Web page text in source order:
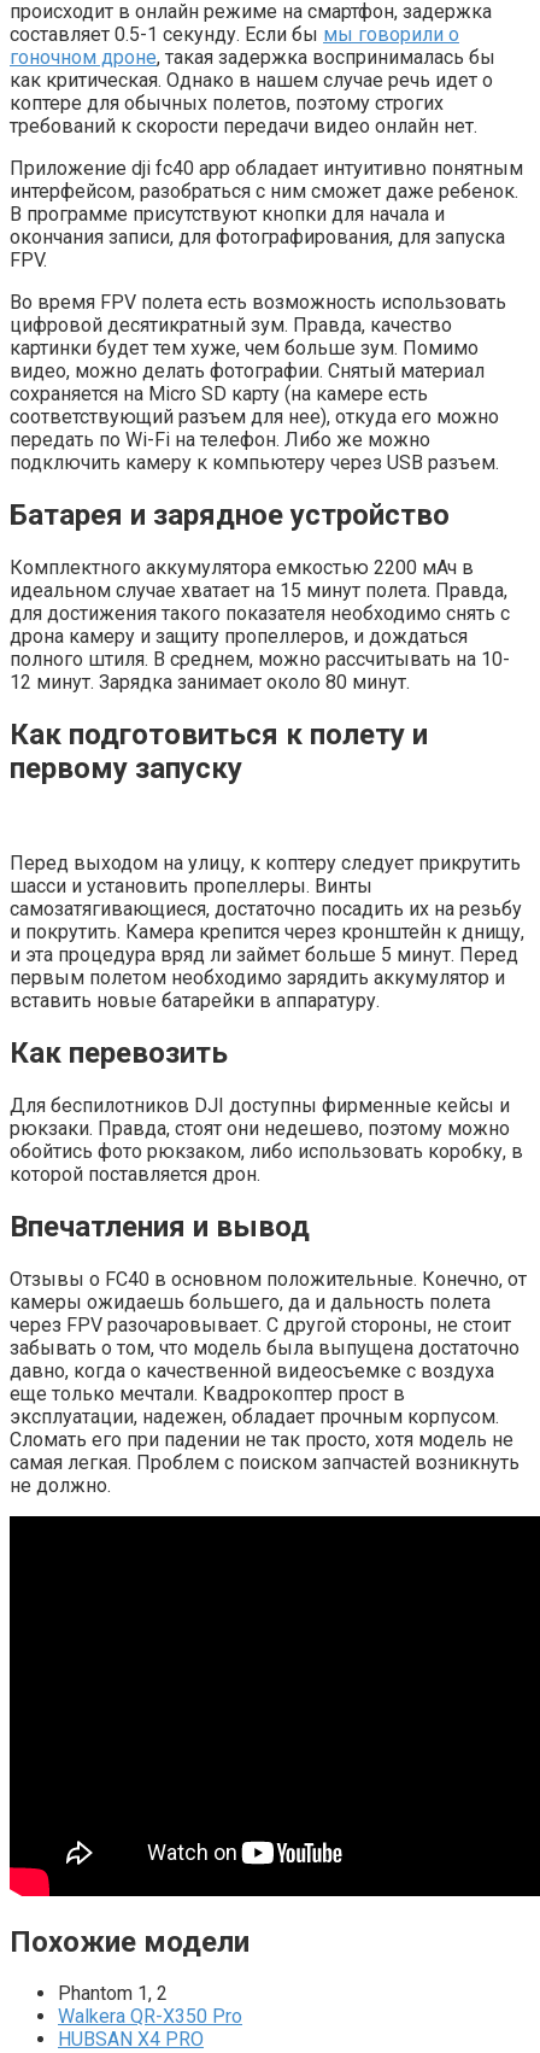
происходит в онлайн режиме на смартфон, задержка
составляет 0.5-1 секунду. Если бы мы говорили о
гоночном дроне, такая задержка воспринималась бы
как критическая. Однако в нашем случае речь идет о
коптере для обычных полетов, поэтому строгих
требований к скорости передачи видео онлайн нет.
Приложение dji fc40 app обладает интуитивно понятным
интерфейсом, разобраться с ним сможет даже ребенок.
В программе присутствуют кнопки для начала и
окончания записи, для фотографирования, для запуска
FPV.
Во время FPV полета есть возможность использовать
цифровой десятикратный зум. Правда, качество
картинки будет тем хуже, чем больше зум. Помимо
видео, можно делать фотографии. Снятый материал
сохраняется на Micro SD карту (на камере есть
соответствующий разъем для нее), откуда его можно
передать по Wi-Fi на телефон. Либо же можно
подключить камеру к компьютеру через USB разъем.
Батарея и зарядное устройство
Комплектного аккумулятора емкостью 2200 мАч в
идеальном случае хватает на 15 минут полета. Правда,
для достижения такого показателя необходимо снять с
дрона камеру и защиту пропеллеров, и дождаться
полного штиля. В среднем, можно рассчитывать на 10-
12 минут. Зарядка занимает около 80 минут.
Как подготовиться к полету и
первому запуску
Перед выходом на улицу, к коптеру следует прикрутить
шасси и установить пропеллеры. Винты
самозатягивающиеся, достаточно посадить их на резьбу
и покрутить. Камера крепится через кронштейн к днищу,
и эта процедура вряд ли займет больше 5 минут. Перед
первым полетом необходимо зарядить аккумулятор и
вставить новые батарейки в аппаратуру.
Как перевозить
Для беспилотников DJI доступны фирменные кейсы и
рюкзаки. Правда, стоят они недешево, поэтому можно
обойтись фото рюкзаком, либо использовать коробку, в
которой поставляется дрон.
Впечатления и вывод
Отзывы о FC40 в основном положительные. Конечно, от
камеры ожидаешь большего, да и дальность полета
через FPV разочаровывает. С другой стороны, не стоит
забывать о том, что модель была выпущена достаточно
давно, когда о качественной видеосъемке с воздуха
еще только мечтали. Квадрокоптер прост в
эксплуатации, надежен, обладает прочным корпусом.
Сломать его при падении не так просто, хотя модель не
самая легкая. Проблем с поиском запчастей возникнуть
не должно.
Похожие модели
Phantom 1, 2
Walkera QR-X350 Pro
HUBSAN X4 PRO